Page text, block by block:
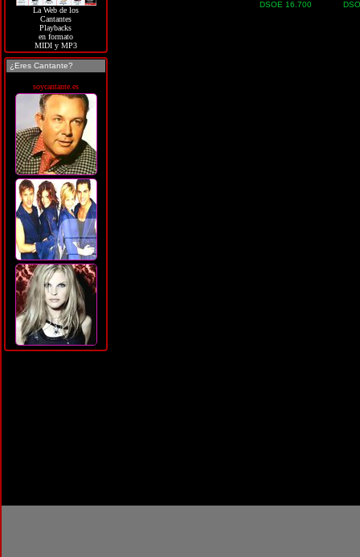
La Web de los
Cantantes
Playbacks
en formato
MIDI y MP3
¿Eres Cantante?
soycantante.es
DSOE 16.700